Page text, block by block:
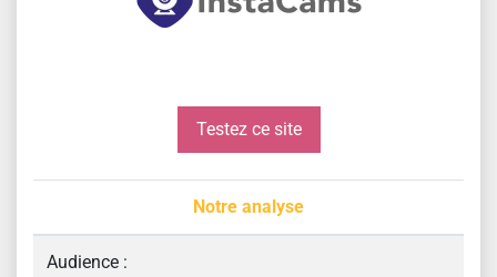
Testez ce site
Notre analyse
Audience :